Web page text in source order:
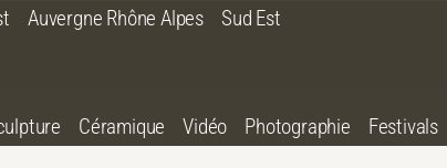
Auvergne Rhône Alpes Sud Est
Céramique Vidéo Photographie Festivals